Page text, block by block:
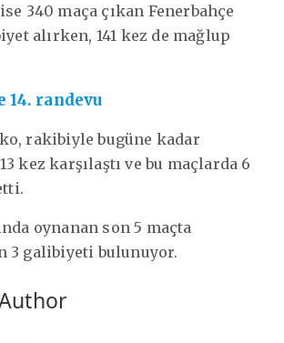
340 maça çıkan Fenerbahçe
alırken, 141 kez de mağlup
14. randevu
rakibiyle bugüne kadar
kez karşılaştı ve bu maçlarda 6
oynanan son 5 maçta
3 galibiyeti bulunuyor.